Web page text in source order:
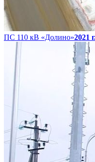
ПС 110 кВ «Долино»2021